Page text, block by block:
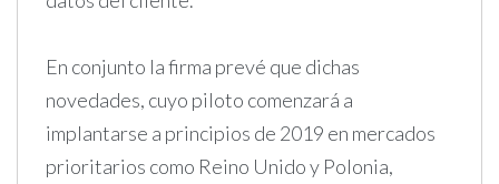
En conjunto la firma prevé que dichas
novedades, cuyo piloto comenzará a
implantarse a principios de 2019 en mercados
prioritarios como Reino Unido y Polonia,